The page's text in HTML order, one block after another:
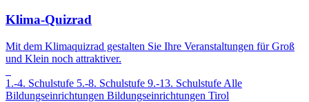
Klima-Quizrad
Mit dem Klimaquizrad gestalten Sie Ihre Veranstaltungen für Groß
und Klein noch attraktiver.
1.-4. Schulstufe 5.-8. Schulstufe 9.-13. Schulstufe Alle
Bildungseinrichtungen Bildungseinrichtungen Tirol